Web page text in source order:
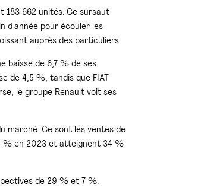
183 662 unités. Ce sursaut
d’année pour écouler les
auprès des particuliers.
baisse de 6,7 % de ses
de 4,5 %, tandis que FIAT
le groupe Renault voit ses
marché. Ce sont les ventes de
% en 2023 et atteignent 34 %
de 29 % et 7 %.